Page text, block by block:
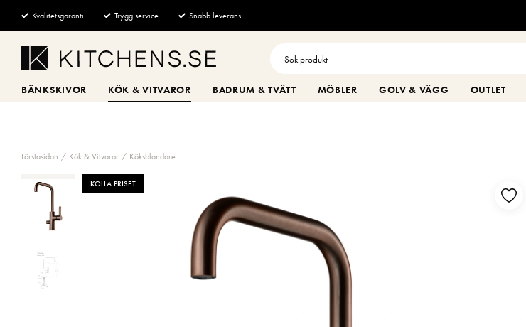
Kvalitetsgaranti Trygg service Snabb leverans
BÄNKSKIVOR KÖK & VITVAROR BADRUM & TVÄTT MÖBLER GOLV & VÄGG OUTLET
Förstasidan Kök & Vitvaror Köksblandare
KOLLA PRISET